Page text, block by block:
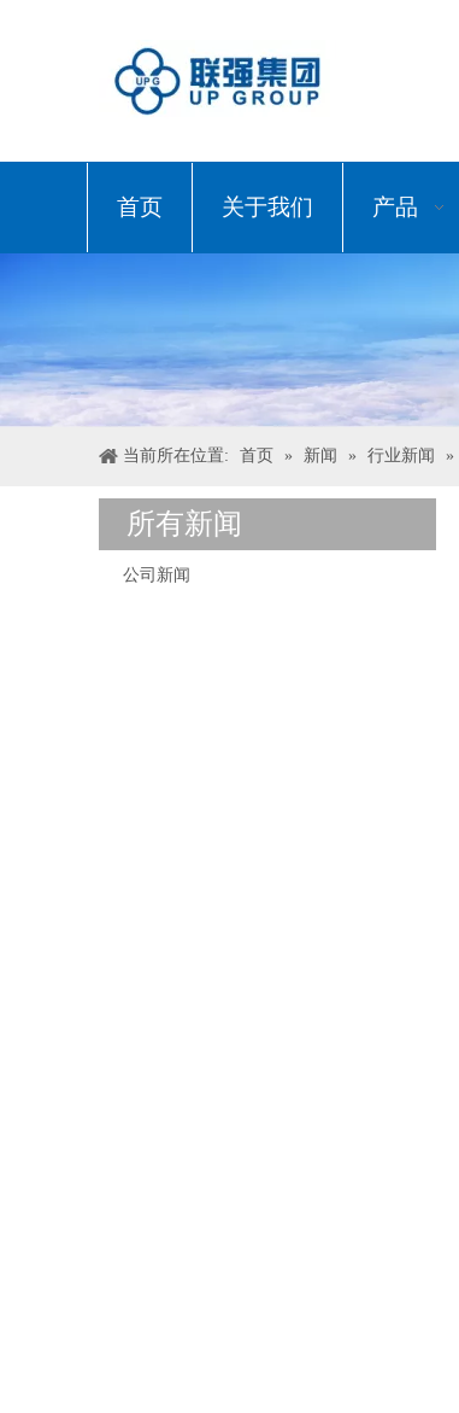
首页 关于我们 产品
当前所在位置: 首页 » 新闻 » 行业新闻 »
所有新闻
公司新闻